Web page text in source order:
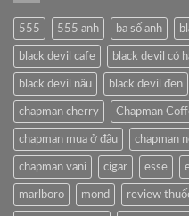
with
Gallery
555 555 anh ba số anh
black devil cafe black devil có
black devil nâu black devil đen
chapman cherry Chapman
chapman mua ở đâu chapman
chapman vani cigar esse
marlboro mond review